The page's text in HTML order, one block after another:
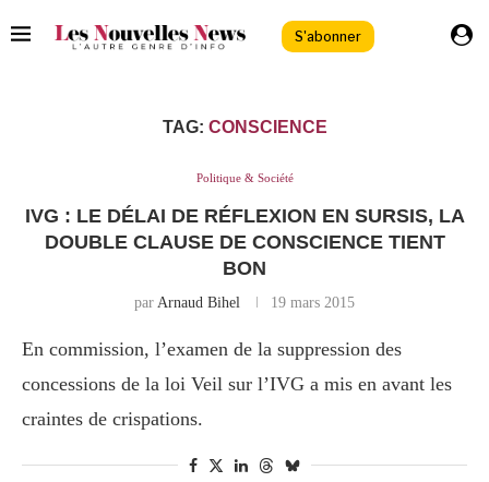
S'abonner
TAG: CONSCIENCE
Politique & Société
IVG : LE DÉLAI DE RÉFLEXION EN SURSIS, LA
DOUBLE CLAUSE DE CONSCIENCE TIENT
BON
par Arnaud Bihel 19 mars 2015
En commission, l’examen de la suppression des
concessions de la loi Veil sur l’IVG a mis en avant les
craintes de crispations.